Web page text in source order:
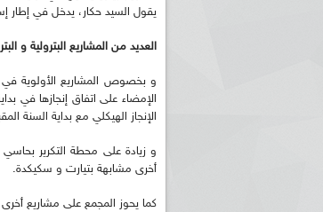
يقول السيد حكار، يدخل في إطار
العديد من المشاريع البترولية و
الإمضاء على اتفاق إنجازها في
الإنجاز الهيكلي مع بداية السنة
و زيادة على محطة التكرير
أخرى مشابهة بتيارت و سكيكدة.
كما يحوز المجمع على مشاريع